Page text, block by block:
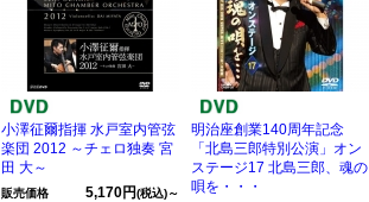
小澤征爾指揮 水戸室内管弦
楽団 2012 ～チェロ独奏 宮
田 大～
販売価格 5,170円(税込)～
明治座創業140周年記念
「北島三郎特別公演」オン
ステージ17 北島三郎、魂の
唄を・・・